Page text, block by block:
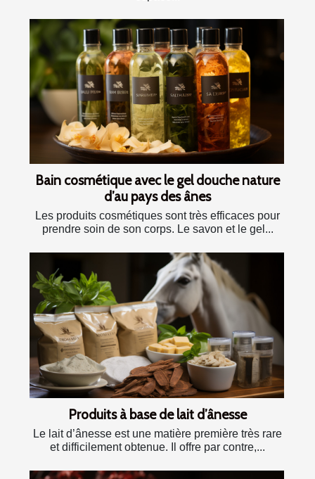
Bain cosmétique avec le gel douche nature
d’au pays des ânes
Les produits cosmétiques sont très efficaces pour
prendre soin de son corps. Le savon et le gel...
Produits à base de lait d’ânesse
Le lait d’ânesse est une matière première très rare
et difficilement obtenue. Il offre par contre,...